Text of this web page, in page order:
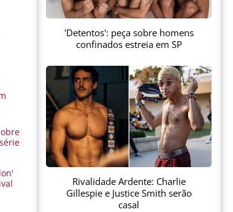
'Detentos': peça sobre homens
confinados estreia em SP
Rivalidade Ardente: Charlie
Gillespie e Justice Smith serão
casal